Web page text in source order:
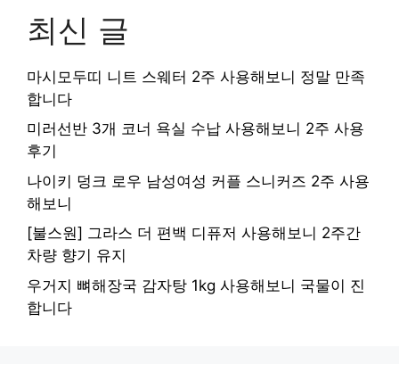
최신 글
마시모두띠 니트 스웨터 2주 사용해보니 정말 만족
합니다
미러선반 3개 코너 욕실 수납 사용해보니 2주 사용
후기
나이키 덩크 로우 남성여성 커플 스니커즈 2주 사용
해보니
[불스원] 그라스 더 편백 디퓨저 사용해보니 2주간
차량 향기 유지
우거지 뼈해장국 감자탕 1kg 사용해보니 국물이 진
합니다